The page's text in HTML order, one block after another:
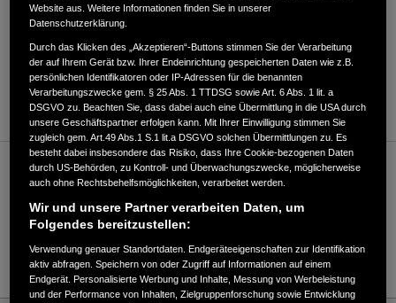
ANFAHRTSBESCHREIBUNG ANFORDERN
WEBSITE
Verkauf / Kundendienst
06002/1775
E-Mail
Website aus. Weitere Informationen finden Sie in unserer
Datenschutzerklärung.
Durch das Klicken des „Akzeptieren“-Buttons stimmen Sie der Verarbeitung
der auf Ihrem Gerät bzw. Ihrer Endeinrichtung gespeicherten Daten wie z.B.
persönlichen Identifikatoren oder IP-Adressen für die benannten
Verarbeitungszwecke gem. § 25 Abs. 1 TTDSG sowie Art. 6 Abs. 1 lit. a
DSGVO zu. Beachten Sie, dass dabei auch eine Übermittlung in die USA durch
unsere Geschäftspartner erfolgen kann. Mit Ihrer Einwilligung stimmen Sie
zugleich gem. Art.49 Abs.1 S.1 lit.a DSGVO solchen Übermittlungen zu. Es
besteht dabei insbesondere das Risiko, dass Ihre Cookie-bezogenen Daten
durch US-Behörden, zu Kontroll- und Überwachungszwecke, möglicherweise
auch ohne Rechtsbehelfsmöglichkeiten, verarbeitet werden.
Wir und unsere Partner verarbeiten Daten, um
Folgendes bereitzustellen:
Verwendung genauer Standortdaten. Endgeräteeigenschaften zur Identifikation
aktiv abfragen. Speichern von oder Zugriff auf Informationen auf einem
Endgerät. Personalisierte Werbung und Inhalte, Messung von Werbeleistung
und der Performance von Inhalten, Zielgruppenforschung sowie Entwicklung